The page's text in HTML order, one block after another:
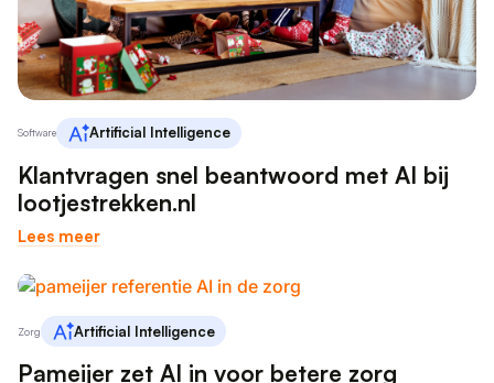
Software Artificial Intelligence
Klantvragen snel beantwoord met AI bij
lootjestrekken.nl
Lees meer
Zorg Artificial Intelligence
Pameijer zet AI in voor betere zorg
We gebruiken cookies om inhoud en
advertenties te personaliseren en om ons
verkeer te analyseren. We delen ook
informatie over uw gebruik van onze site
met onze advertentie- en analysepartners,
die deze kunnen combineren met andere
informatie die u aan hen heeft verstrekt of
die zij hebben verzameld door uw gebruik
noodzakelijk
Functioneel
Niet-